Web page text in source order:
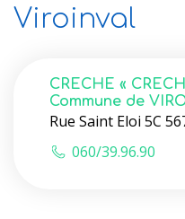
Viroinval
CRECHE «
Commune de
Rue Saint Eloi 5C
060/39.96.90